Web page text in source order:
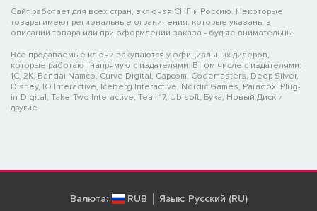
Сайт работает для всех стран, включая СНГ и Россию. Некоторые
товары имеют региональные ограничения, которые указаны в
описании товара или при оформлении заказа - будьте внимательны!
Все продаваемые ключи закупаются у официальных дилеров,
которые работают напрямую с издателями. В том числе с издателями:
1C, 2K, Bandai Namco, Curve Digital, Capcom, Codemasters, Deep Silver,
Disney, IO Interactive, Iceberg Interactive, Nordic Games, Paradox, Plug-
in-Digital, Take-Two Interactive, Team17, Ubisoft, Бука, Новый Диск и
другие
Валюта: RUB Язык: Русский (RU)